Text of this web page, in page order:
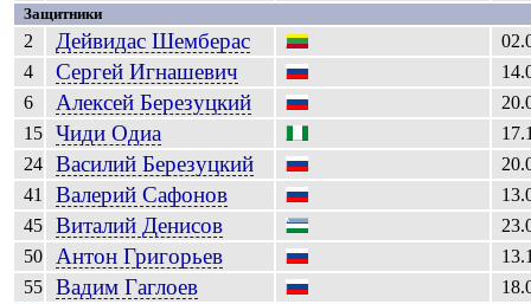
Защитники
2 Дейвидас Шемберас
4
Сергей Игнашевич
6
Алексей Березуцкий
15
Чиди Одиа
24
Василий Березуцкий
41
Валерий Сафонов
45
Виталий Денисов
50
Антон Григорьев
55
Вадим Гаглоев